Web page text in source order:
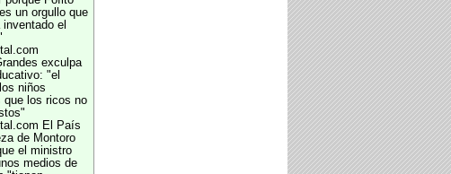
un orgullo que
el
exculpa
"el
niños
que los ricos no
El País
de Montoro
el ministro
medios de